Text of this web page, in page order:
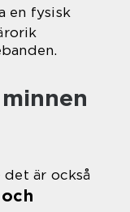
en fysisk
är också